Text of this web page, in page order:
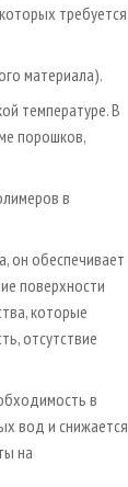
требуется
материала).
температуре. В
порошков,
в
он обеспечивает
поверхности
которые
отсутствие
в
вод и снижается
на